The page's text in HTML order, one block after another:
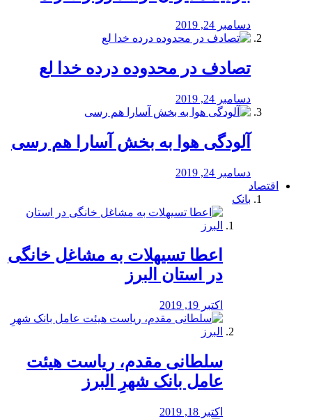
دسامبر 24, 2019
تصادف در محدوده درده خدا لع
دسامبر 24, 2019
آلودگی هوا به بخش آسارا هم رسی
دسامبر 24, 2019
اقتصاد
بانک
️اعطا تسیهلات به مشاغل خانگی
در استان البرز
اکتبر 19, 2019
سلطانی مقدم، ریاست هیئت
عامل بانک شهرِ البرز
اکتبر 18, 2019